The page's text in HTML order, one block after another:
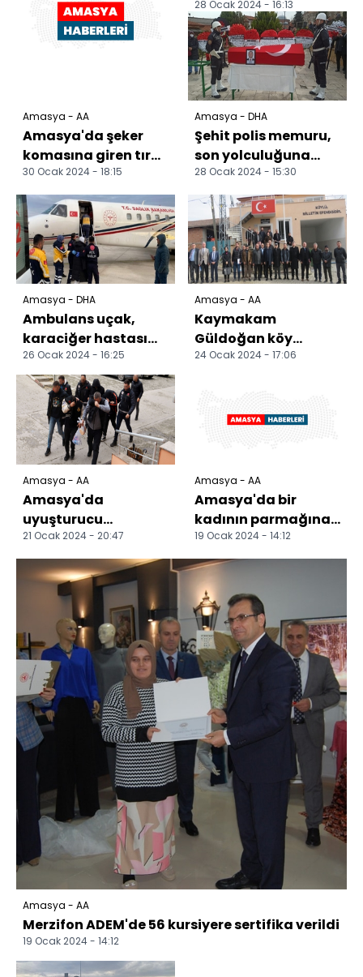
Amasya - AA
Amasya'da şeker
komasına giren tır
sürücüsü aracın
camı kırılarak
çıkarıldı
30 Ocak 2024 - 18:15
Amasya'da son
yolculuğuna
uğurlandı
28 Ocak 2024 - 16:13
Amasya - DHA
Şehit polis memuru,
son yolculuğuna
uğurlandı
28 Ocak 2024 - 15:30
Amasya - DHA
Ambulans uçak,
karaciğer hastası
kadın için havalandı
26 Ocak 2024 - 16:25
Amasya - AA
Kaymakam
Güldoğan köy
ziyaretlerine devam
24 Ocak 2024 - 17:06
Amasya - AA
Amasya'da
uyuşturucu
operasyonunda 4
zanlı tutuklandı
21 Ocak 2024 - 20:47
Amasya - AA
Amasya'da bir
kadının parmağına
sıkışan yüzüğü
itfaiye, "ip sarma"
tekniğiy...
19 Ocak 2024 - 14:12
Amasya - AA
Merzifon ADEM'de 56 kursiyere sertifika verildi
19 Ocak 2024 - 14:12